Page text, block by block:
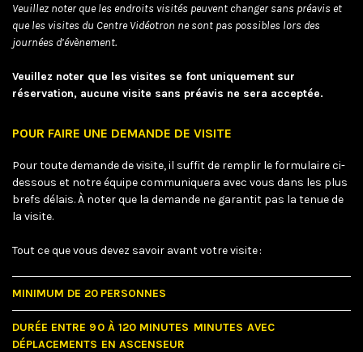
Veuillez noter que les endroits visités peuvent changer sans préavis et
que les visites du Centre Vidéotron ne sont pas possibles lors des
journées d’évènement.
Veuillez noter que les visites se font uniquement sur
réservation, aucune visite sans préavis ne sera acceptée.
POUR FAIRE UNE DEMANDE DE VISITE
Pour toute demande de visite, il suffit de remplir le formulaire ci-
dessous et notre équipe communiquera avec vous dans les plus
brefs délais. À noter que la demande ne garantit pas la tenue de
la visite.
Tout ce que vous devez savoir avant votre visite :
MINIMUM DE 20 PERSONNES
DURÉE ENTRE 90 À 120 MINUTES MINUTES AVEC
DÉPLACEMENTS EN ASCENSEUR